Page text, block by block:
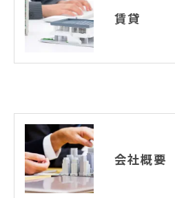
賃貸
会社概要